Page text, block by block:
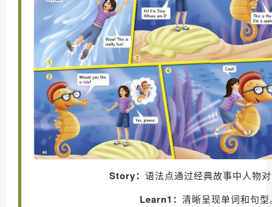
Story： 语法点通过经典故事中人物
Learn1：清晰呈现单词和句型